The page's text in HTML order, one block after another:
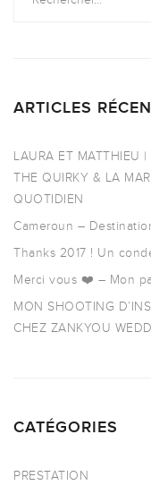
ARTICLES
LAURA ET MATTHIEU
THE QUIRKY & LA
QUOTIDIEN
Cameroun –
Thanks 2017 ! Un
Merci vous ❤️ – Mon
MON SHOOTING
CHEZ ZANKYOU
CATÉGORIES
PRESTATION